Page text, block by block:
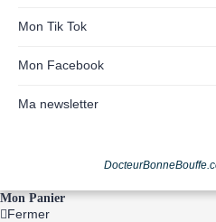
Mon Tik Tok
Mon Facebook
Ma newsletter
Mon Panier
Fermer